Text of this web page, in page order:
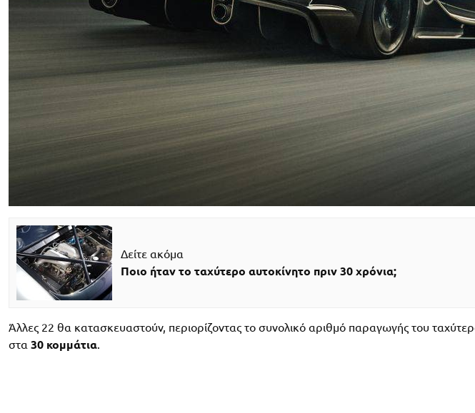
Δείτε ακόμα
Ποιο ήταν το ταχύτερο αυτοκίνητο πριν 30 χρόνια;
Άλλες 22 θα κατασκευαστούν, περιορίζοντας το συνολικό αριθμό παραγωγής του
στα 30 κομμάτια.